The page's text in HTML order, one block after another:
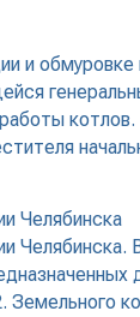
и обмуровке
Челябинска
Челябинска.